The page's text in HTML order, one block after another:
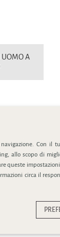
UOMO A
Con il
allo scopo di
queste
circa il